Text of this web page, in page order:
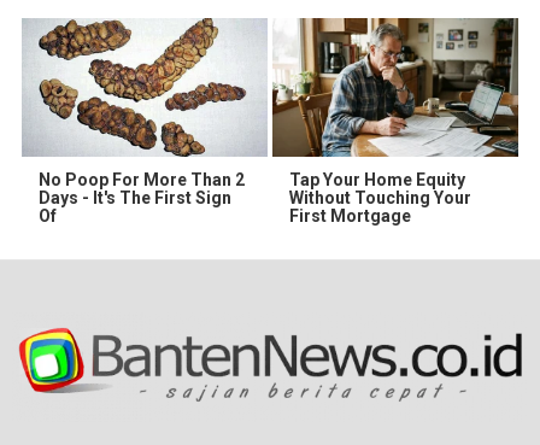
No Poop For More Than 2
Days - It's The First Sign
Of
Tap Your Home Equity
Without Touching Your
First Mortgage